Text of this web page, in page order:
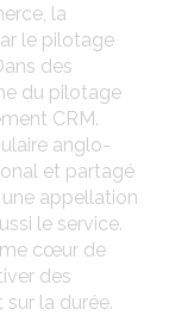
la
le pilotage
des
du pilotage
CRM.
anglo-
et partagé
appellation
le service.
cœur de
des
la durée.